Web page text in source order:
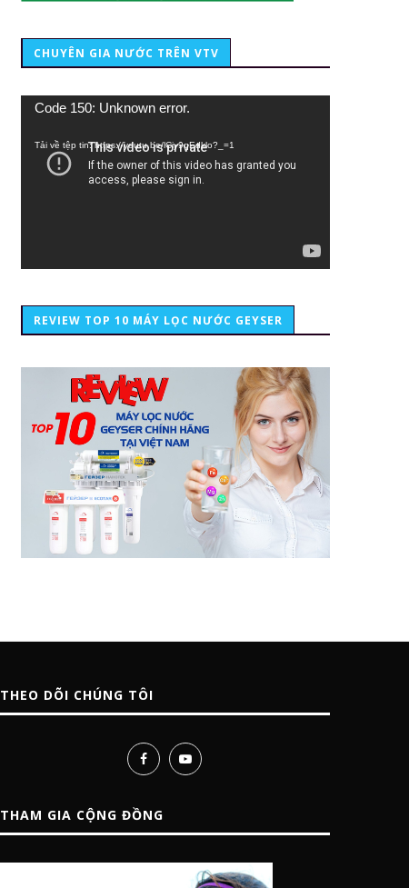
CHUYÊN GIA NƯỚC TRÊN VTV
Trình
Code 150: Unknown error.
Tải về tệp tin: https://youtu.be/lCiy9qEdklo?_=1
REVIEW TOP 10 MÁY LỌC NƯỚC GEYSER
THEO DÕI CHÚNG TÔI
THAM GIA CỘNG ĐỒNG